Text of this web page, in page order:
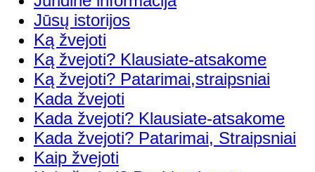
Jūsų istorijos
Ką žvejoti
Ką žvejoti? Klausiate-atsakome
Ką žvejoti? Patarimai,straipsniai
Kada žvejoti
Kada žvejoti? Klausiate-atsakome
Kada žvejoti? Patarimai, Straipsniai
Kaip žvejoti